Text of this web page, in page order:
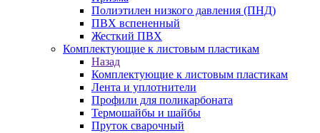
Полиэтилен низкого давления (ПНД)
ПВХ вспененный
Жесткий ПВХ
Комплектующие к листовым пластикам
Назад
Комплектующие к листовым пластикам
Лента и уплотнители
Профили для поликарбоната
Термошайбы и шайбы
Пруток сварочный